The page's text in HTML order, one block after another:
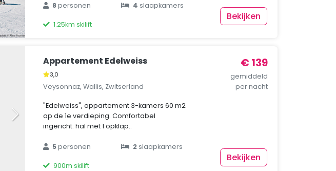
8personen 4 slaapkamers
1.25km skilift
Bekijken
Appartement Edelweiss
3,0
Veysonnaz, Wallis, Zwitserland
"Edelweiss", appartement 3-kamers 60 m2
op de 1e verdieping. Comfortabel
ingericht: hal met 1 opklap..
5personen 2slaapkamers
900m skilift
€ 139
gemiddeld
per nacht
Bekijken